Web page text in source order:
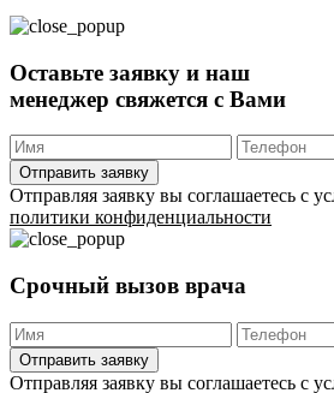
Оставьте заявку и наш
менеджер свяжется с Вами
Отправить заявку
Отправляя заявку вы соглашаетесь с
политики конфиденциальности
Срочный вызов врача
Отправить заявку
Отправляя заявку вы соглашаетесь с